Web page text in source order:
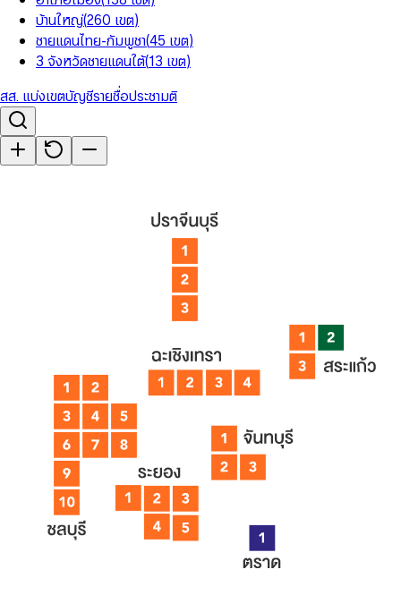
บ้านใหญ่(260 เขต)
ชายแดนไทย-กัมพูชา(45 เขต)
3 จังหวัดชายแดนใต้(13 เขต)
สส. แบ่งเขตบัญชีรายชื่อประชามติ